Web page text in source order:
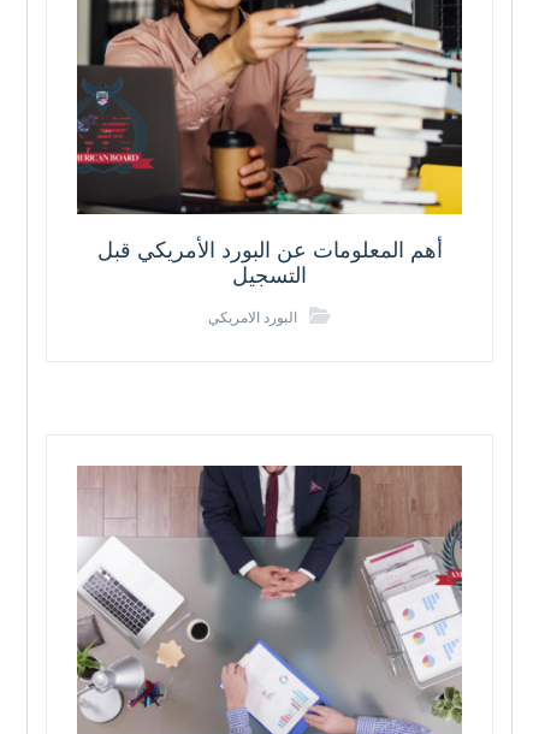
أهم المعلومات عن البورد الأمريكي قبل
التسجيل
البورد الامريكي